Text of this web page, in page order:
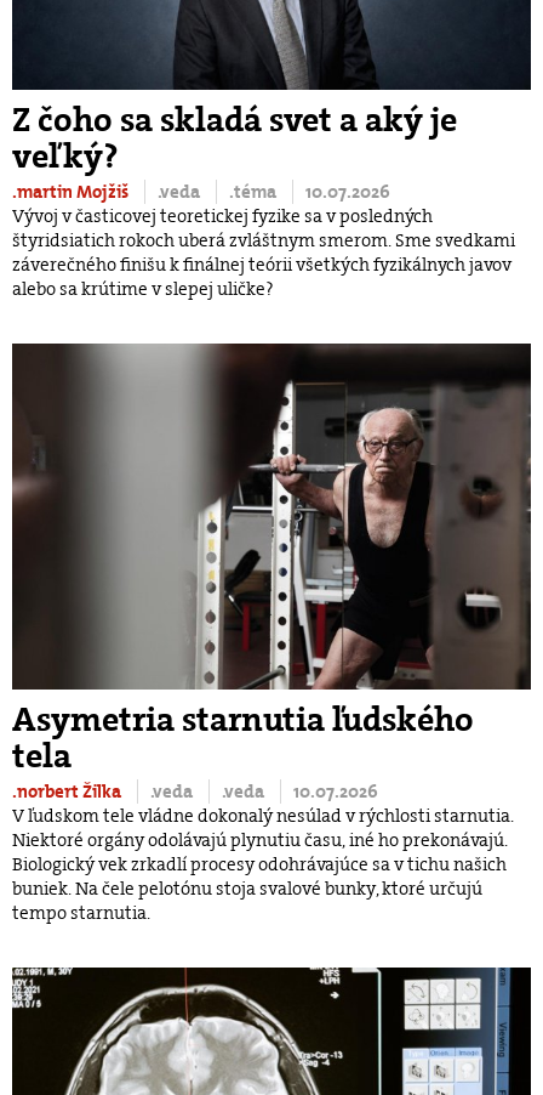
Z čoho sa skladá svet a aký je
veľký?
.martin Mojžiš .veda .téma
10.07.2026
Vývoj v časticovej teoretickej fyzike sa v posledných
štyridsiatich rokoch uberá zvláštnym smerom. Sme svedkami
záverečného finišu k finálnej teórii všetkých fyzikálnych javov
alebo sa krútime v slepej uličke?
Asymetria starnutia ľudského
tela
.norbert Žilka .veda .veda
10.07.2026
V ľudskom tele vládne dokonalý nesúlad v rýchlosti starnutia.
Niektoré orgány odolávajú plynutiu času, iné ho prekonávajú.
Biologický vek zrkadlí procesy odohrávajúce sa v tichu našich
buniek. Na čele pelotónu stoja svalové bunky, ktoré určujú
tempo starnutia.